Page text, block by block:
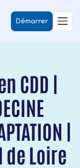
Démarrer
CDD |
|
de Loire